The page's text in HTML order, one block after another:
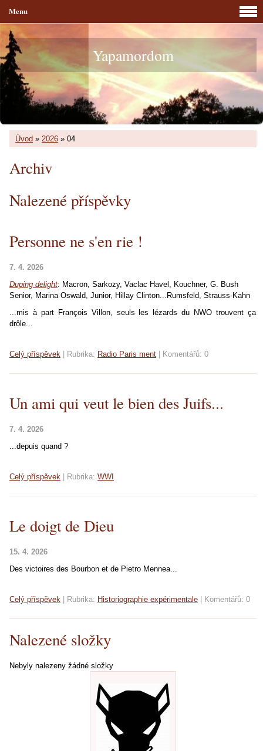
Yapamordom
Úvod » 2026 » 04
Archiv
Nalezené příspěvky
Personne ne s'en rie !
7. 4. 2026
Duping delight: Macron, Sarkozy, Vaclac Havel, Kouchner, G. Bush
Senior, Marina Oswald, Junior, Hillay Clinton...Rumsfeld, Strauss-Kahn
...mis à part François Villon, seuls les lézards du NWO trouvent ça
drôle...
Celý příspěvek Rubrika: Radio Paris ment Komentářů: 0
Un ami qui veut le bien des Juifs...
7. 4. 2026
...depuis quand ?
Celý příspěvek Rubrika: WWI
Le doigt de Dieu
15. 4. 2026
Des victoires des Bourbon et de Pietro Mennea...
Celý příspěvek Rubrika: Historiographie expérimentale Komentářů: 0
Nalezené složky
Nebyly nalezeny žádné složky
Menu